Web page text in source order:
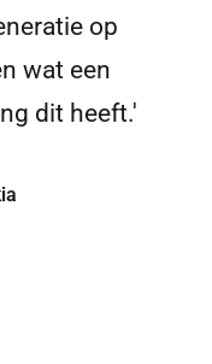
op
wat een
dit heeft.'